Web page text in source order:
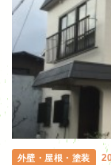
外壁・屋根・塗装